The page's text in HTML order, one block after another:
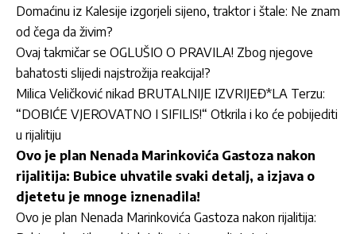
Domaćinu iz Kalesije izgorjeli sijeno, traktor i štale: Ne znam
od čega da živim?
Ovaj takmičar se OGLUŠIO O PRAVILA! Zbog njegove
bahatosti slijedi najstrožija reakcija!?
Milica Veličković nikad BRUTALNIJE IZVRIJEĐ*LA Terzu:
“DOBIĆE VJEROVATNO I SIFILIS!“ Otkrila i ko će pobijediti
u rijalitiju
Ovo je plan Nenada Marinkovića Gastoza nakon
rijalitija: Bubice uhvatile svaki detalj, a izjava o
djetetu je mnoge iznenadila!
Ovo je plan Nenada Marinkovića Gastoza nakon rijalitija: